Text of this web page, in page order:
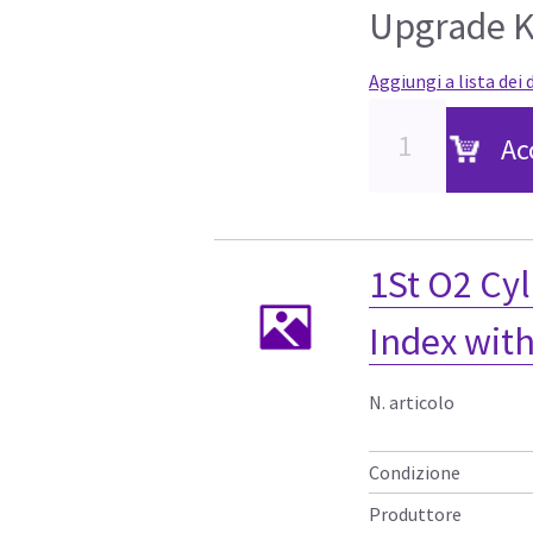
Upgrade
Aggiungi a lista dei
1St O2
Index
N. articolo
Condizione
Produttore